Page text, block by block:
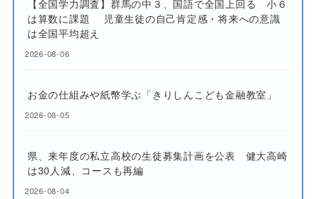
【全国学力調査】群馬の中３、国語で全国上回る 小６
は算数に課題 児童生徒の自己肯定感・将来への意識
は全国平均超え
2026-08-06
お金の仕組みや紙幣学ぶ「きりしんこども金融教室」
2026-08-05
県、来年度の私立高校の生徒募集計画を公表 健大高崎
は30人減、コースも再編
2026-08-04